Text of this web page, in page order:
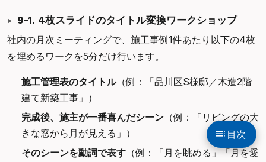
9-1. 4枚スライドのタイトル変換ワークショップ
社内の月次ミーティングで、施工事例1件あたり以下の4枚
を埋めるワークを5分だけ行います。
施工管理表のタイトル（例：「品川区S様邸／木造2階
建て新築工事」）
完成後、施主が一番喜んだシーン （例：「リビングの大
きな窓から月が見える」）
そのシーンを動詞で表す （例：「月を眺める」「月を愛
toc 目次